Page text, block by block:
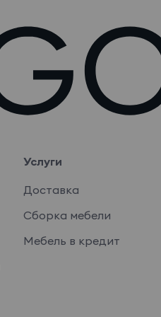
Услуги
Доставка
Сборка мебели
Мебель в кредит